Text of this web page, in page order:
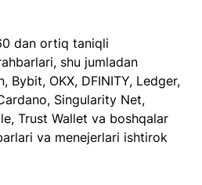
dan ortiq taniqli
shu jumladan
Bybit, OKX, DFINITY, Ledger,
Singularity Net,
Trust Wallet va boshqalar
va menejerlari ishtirok